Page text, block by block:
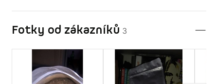
Fotky od zákazníků 3